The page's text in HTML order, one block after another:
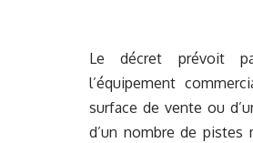
Le décret prévoit
l’équipement
surface de vente ou
d’un nombre de pistes